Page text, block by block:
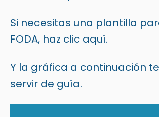
Si necesitas una plantilla
FODA, haz clic aquí.
Y la gráfica a continuación
servir de guía.